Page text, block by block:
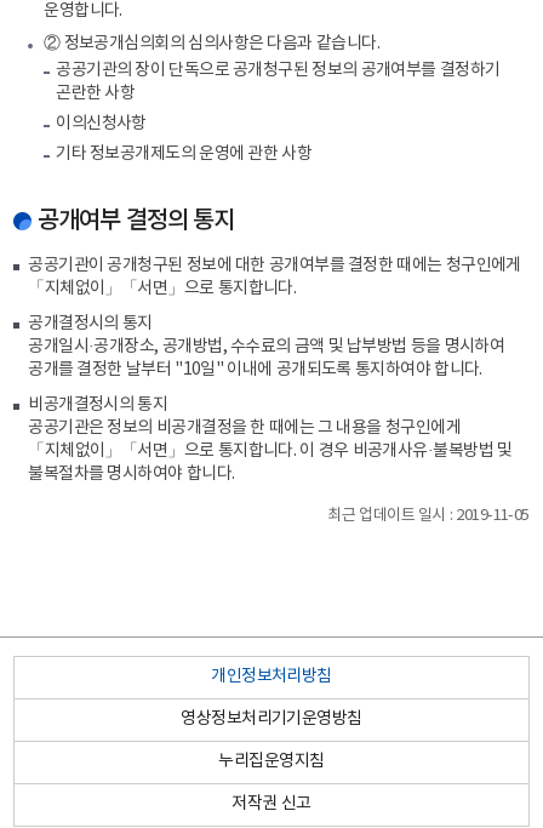
운영합니다.
② 정보공개심의회의 심의사항은 다음과 같습니다.
공공기관의 장이 단독으로 공개청구된 정보의 공개여부를 결정하기
곤란한 사항
이의신청사항
기타 정보공개제도의 운영에 관한 사항
공개여부 결정의 통지
공공기관이 공개청구된 정보에 대한 공개여부를 결정한 때에는 청구인에게
「지체없이」「서면」으로 통지합니다.
공개결정시의 통지
공개일시·공개장소, 공개방법, 수수료의 금액 및 납부방법 등을 명시하여
공개를 결정한 날부터 "10일" 이내에 공개되도록 통지하여야 합니다.
비공개결정시의 통지
공공기관은 정보의 비공개결정을 한 때에는 그 내용을 청구인에게
「지체없이」「서면」으로 통지합니다. 이 경우 비공개사유·불복방법 및
불복절차를 명시하여야 합니다.
최근 업데이트 일시 : 2019-11-05
시/
개인정보처리방침
영상정보처리기기운영방침
누리집운영지침
저작권 신고